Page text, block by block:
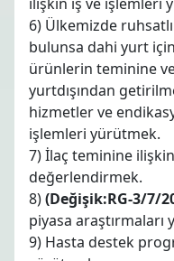
6) Ülkemizde
bulunsa dahi yurt
ürünlerin teminine
yurtdışından
hizmetler ve
işlemleri yürütmek.
7) İlaç teminine
değerlendirmek.
8)(Değişik:RG-3/7/
piyasa araştırmaları
9) Hasta destek